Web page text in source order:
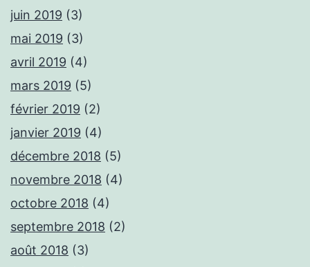
juin 2019 (3)
mai 2019 (3)
avril 2019 (4)
mars 2019 (5)
février 2019 (2)
janvier 2019 (4)
décembre 2018 (5)
novembre 2018 (4)
octobre 2018 (4)
septembre 2018 (2)
août 2018 (3)